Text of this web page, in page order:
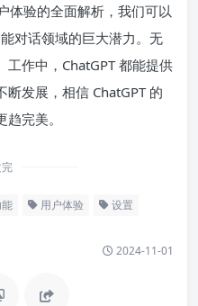
体验的全面解析，我们可以
对话领域的巨大潜力。无
作中，ChatGPT 都能提供
发展，相信 ChatGPT 的
完美。
用户体验 设置
2024-11-01